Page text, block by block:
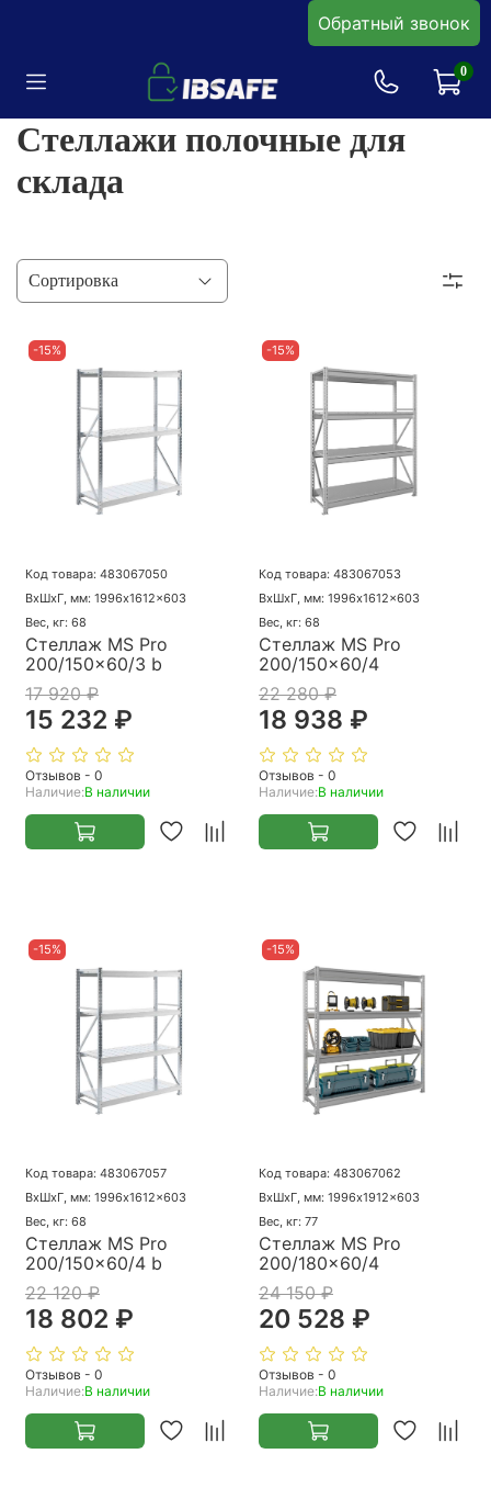
Обратный звонок
0
Стеллажи полочные для
склада
-15%
Код товара: 483067050
ВхШхГ, мм: 1996x1612x603
Вес, кг: 68
Стеллаж MS Pro
200/150x60/3 b
17 920 ₽
15 232 ₽
Отзывов - 0
Наличие:В наличии
-15%
Код товара: 483067053
ВхШхГ, мм: 1996x1612x603
Вес, кг: 68
Стеллаж MS Pro
200/150x60/4
22 280 ₽
18 938 ₽
Отзывов - 0
Наличие:В наличии
-15%
Код товара: 483067057
ВхШхГ, мм: 1996x1612x603
Вес, кг: 68
Стеллаж MS Pro
200/150x60/4 b
22 120 ₽
18 802 ₽
Отзывов - 0
Наличие:В наличии
-15%
Код товара: 483067062
ВхШхГ, мм: 1996x1912x603
Вес, кг: 77
Стеллаж MS Pro
200/180x60/4
24 150 ₽
20 528 ₽
Отзывов - 0
Наличие:В наличии